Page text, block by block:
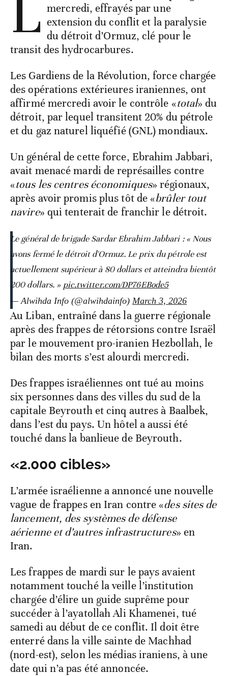
mercredi, effrayés par une
extension du conflit et la paralysie
du détroit d’Ormuz, clé pour le
transit des hydrocarbures.
Les Gardiens de la Révolution, force chargée
des opérations extérieures iraniennes, ont
affirmé mercredi avoir le contrôle «total» du
détroit, par lequel transitent 20% du pétrole
et du gaz naturel liquéfié (GNL) mondiaux.
Un général de cette force, Ebrahim Jabbari,
avait menacé mardi de représailles contre
«tous les centres économiques» régionaux,
après avoir promis plus tôt de «brûler tout
navire» qui tenterait de franchir le détroit.
Le général de brigade Sardar Ebrahim Jabbari : « Nous
avons fermé le détroit d'Ormuz. Le prix du pétrole est
actuellement supérieur à 80 dollars et atteindra bientôt
200 dollars. » pic.twitter.com/DP76EBode5
— Alwihda Info (@alwihdainfo) March 3, 2026
Au Liban, entraîné dans la guerre régionale
après des frappes de rétorsions contre Israël
par le mouvement pro-iranien Hezbollah, le
bilan des morts s’est alourdi mercredi.
Des frappes israéliennes ont tué au moins
six personnes dans des villes du sud de la
capitale Beyrouth et cinq autres à Baalbek,
dans l’est du pays. Un hôtel a aussi été
touché dans la banlieue de Beyrouth.
«2.000 cibles»
L’armée israélienne a annoncé une nouvelle
vague de frappes en Iran contre «des sites de
lancement, des systèmes de défense
aérienne et d’autres infrastructures» en
Iran.
Les frappes de mardi sur le pays avaient
notamment touché la veille l’institution
chargée d’élire un guide suprême pour
succéder à l’ayatollah Ali Khamenei, tué
samedi au début de ce conflit. Il doit être
enterré dans la ville sainte de Machhad
(nord-est), selon les médias iraniens, à une
date qui n’a pas été annoncée.